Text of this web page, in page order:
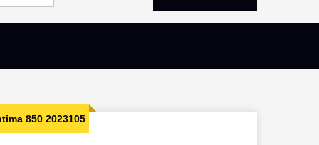
850 2023105